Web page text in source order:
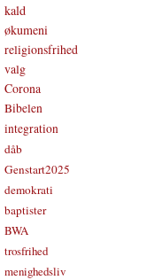
kald
økumeni
religionsfrihed
valg
Corona
Bibelen
integration
dåb
Genstart2025
demokrati
baptister
BWA
trosfrihed
menighedsliv